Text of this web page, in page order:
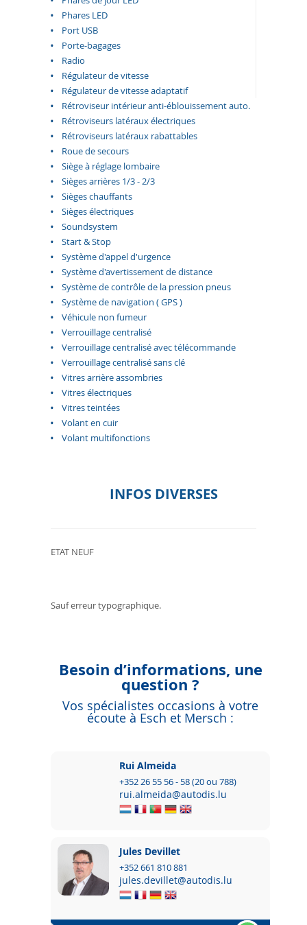
Phares LED
Port USB
Porte-bagages
Radio
Régulateur de vitesse
Régulateur de vitesse adaptatif
Rétroviseur intérieur anti-éblouissement auto.
Rétroviseurs latéraux électriques
Rétroviseurs latéraux rabattables
Roue de secours
Siège à réglage lombaire
Sièges arrières 1/3 - 2/3
Sièges chauffants
Sièges électriques
Soundsystem
Start & Stop
Système d'appel d'urgence
Système d'avertissement de distance
Système de contrôle de la pression pneus
Système de navigation ( GPS )
Véhicule non fumeur
Verrouillage centralisé
Verrouillage centralisé avec télécommande
Verrouillage centralisé sans clé
Vitres arrière assombries
Vitres électriques
Vitres teintées
Volant en cuir
Volant multifonctions
INFOS DIVERSES
ETAT NEUF
Sauf erreur typographique.
Besoin d’informations, une
question ?
Vos spécialistes occasions à votre
écoute à Esch et Mersch :
Rui Almeida
+352 26 55 56 - 58 (20 ou 788)
rui.almeida@autodis.lu
Jules Devillet
+352 661 810 881
jules.devillet@autodis.lu